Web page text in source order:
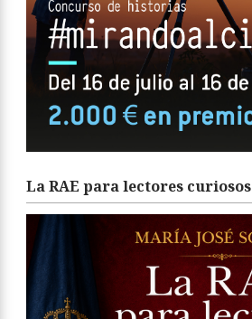
La RAE para lectores curiosos